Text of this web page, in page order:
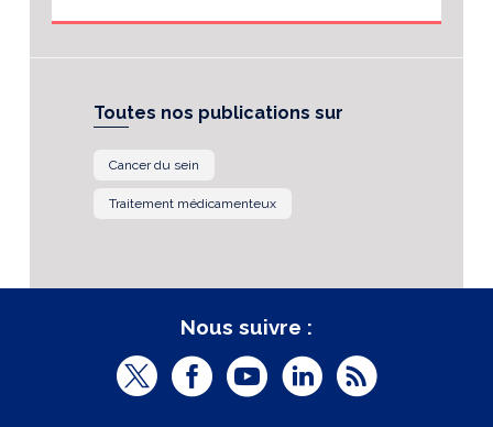
Toutes nos publications sur
Cancer du sein
Traitement médicamenteux
Nous suivre :
T
F
Y
L
R